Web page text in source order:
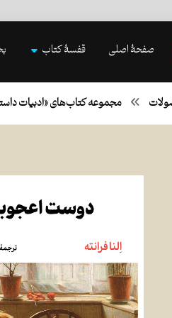
صفحۀ اصلی قفسۀ کتاب
مجموعه کتاب‌های «ادبیات